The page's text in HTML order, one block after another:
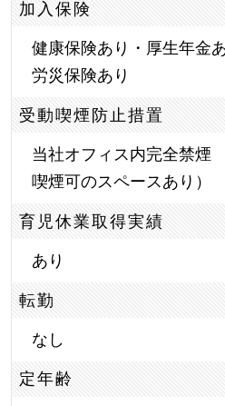
加入保険
健康保険あり・厚生年金
労災保険あり
受動喫煙防止措置
当社オフィス内完全禁煙
喫煙可のスペースあり）
育児休業取得実績
あり
転勤
なし
定年齢